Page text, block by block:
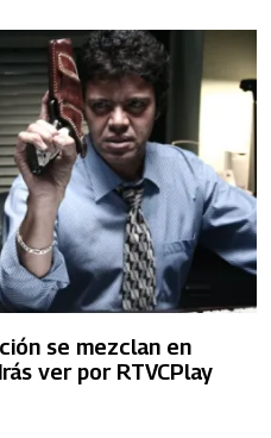
se mezclan en
ver por RTVCPlay